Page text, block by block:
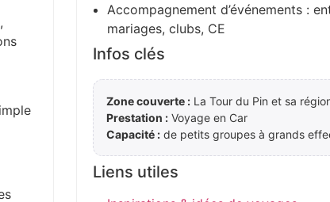
Accompagnement d’événements :
mariages, clubs, CE
Infos clés
Zone couverte : La Tour du Pin et sa
Prestation : Voyage en Car
Capacité : de petits groupes à grands
Liens utiles